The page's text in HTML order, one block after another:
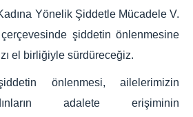
Yönelik Şiddetle Mücadele V.
şiddetin önlenmesine
el birliğiyle sürdüreceğiz.
önlenmesi, ailelerimizin
adalete erişiminin